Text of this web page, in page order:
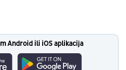
Android ili iOS aplikacija